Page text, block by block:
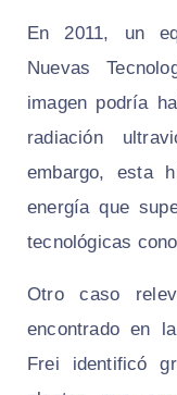
En 2011, un
Nuevas
imagen podría
radiación
embargo, esta
energía que
tecnológicas
Otro caso
encontrado en
Frei identificó